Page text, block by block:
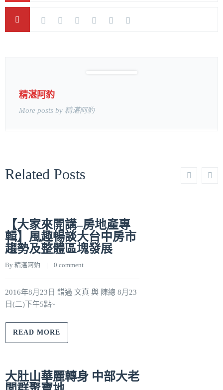
精湛阿豹
More posts by 精湛阿豹
Related Posts
【大家來開講–房地產專
輯】風趣暢談大台中房市
趨勢及整體區塊發展
By 精湛阿豹
    |
0 comment
2016年8月23日 錯過 文真 與 陳總 8月23
日(二)下午5點~
READ MORE
大肚山華麗轉身 中部大老